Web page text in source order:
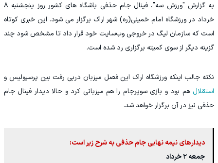
به گزارش "ورزش سه"، فینال جام حذفی باشگاه های کشور روز پنجشنبه ۸
خرداد در ورزشگاه امام خمینی(ره) شهر اراک برگزار می شود. این خبری کوتاه
است که سازمان لیگ در خروجی وب‌سایت خود قرار داد تا مشخص شود چند
گزینه دیگر از سوی کمیته برگزاری رد شده است.
نکته جالب اینکه ورزشگاه اراک این فصل میزبان دربی رفت بین پرسپولیس و
استقلال هم بود و بازی سوپرجام را هم میزبانی کرد و حالا دیدار فینال جام
حذفی نیز در آن برگزار خواهد شد.
دیدارهای نیمه نهایی جام حذفی به شرح زیر است:
جمعه ۲ خرداد